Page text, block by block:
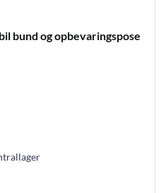
bund og opbevaringspose